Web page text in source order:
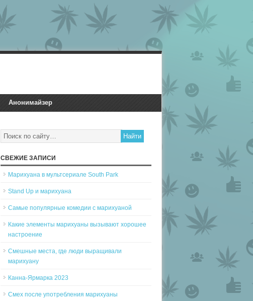
Анонимайзер
СВЕЖИЕ ЗАПИСИ
Марихуана в мультсериале South Park
Stand Up и марихуана
Самые популярные комедии с марихуаной
Какие элементы марихуаны вызывают хорошее
настроение
Смешные места, где люди выращивали
марихуану
Канна-Ярмарка 2023
Смех после употребления марихуаны